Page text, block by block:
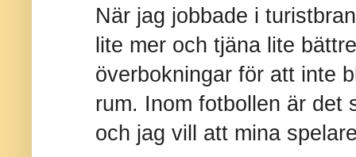
När jag jobbade i
lite mer och tjäna lite
överbokningar för att inte
rum. Inom fotbollen är det
och jag vill att mina